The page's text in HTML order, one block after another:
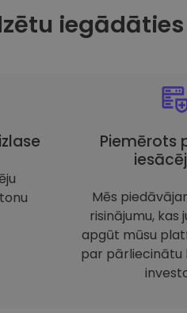
iegādāties
Piemērots
Mēs
risinājumu, kas
apgūt mūsu
par pārliecinātu